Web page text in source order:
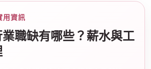
›
用資訊
職缺有哪些？薪水與工